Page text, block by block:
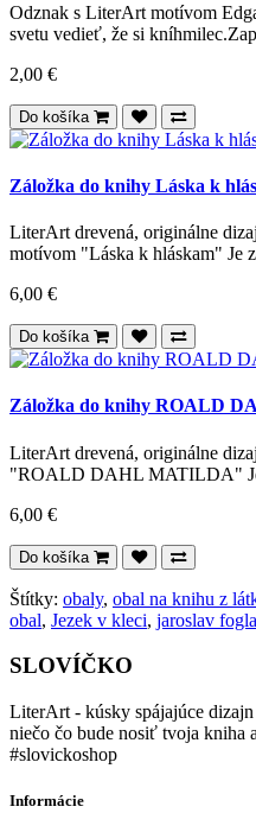
Odznak s LiterArt motívom
svetu vedieť, že si
2,00 €
Do košíka
Záložka do knihy Láska k
LiterArt drevená, originálne
motívom "Láska k hláskam" Je
6,00 €
Do košíka
Záložka do knihy ROALD
LiterArt drevená, originálne
"ROALD DAHL MATILDA" Je
6,00 €
Do košíka
Štítky: obaly, obal na knihu z
obal, Jezek v kleci, jaroslav
SLOVÍČKO
LiterArt - kúsky spájajúce
niečo čo bude nosiť tvoja kniha
#slovickoshop
Informácie